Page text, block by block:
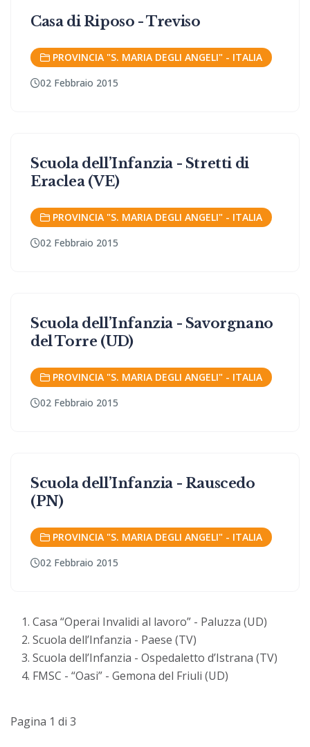
Casa di Riposo - Treviso
PROVINCIA "S. MARIA DEGLI ANGELI" - ITALIA
02 Febbraio 2015
Scuola dell’Infanzia - Stretti di
Eraclea (VE)
PROVINCIA "S. MARIA DEGLI ANGELI" - ITALIA
02 Febbraio 2015
Scuola dell’Infanzia - Savorgnano
del Torre (UD)
PROVINCIA "S. MARIA DEGLI ANGELI" - ITALIA
02 Febbraio 2015
Scuola dell’Infanzia - Rauscedo
(PN)
PROVINCIA "S. MARIA DEGLI ANGELI" - ITALIA
02 Febbraio 2015
Casa “Operai Invalidi al lavoro” - Paluzza (UD)
Scuola dell’Infanzia - Paese (TV)
Scuola dell’Infanzia - Ospedaletto d’Istrana (TV)
FMSC - “Oasi” - Gemona del Friuli (UD)
Pagina 1 di 3